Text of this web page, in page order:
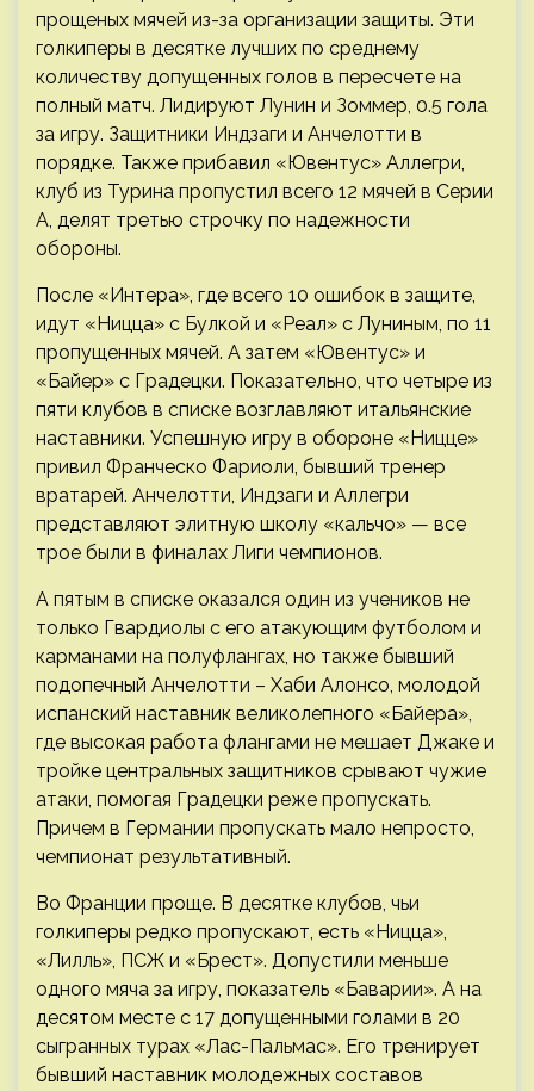
прощеных мячей из-за организации защиты. Эти
голкиперы в десятке лучших по среднему
количеству допущенных голов в пересчете на
полный матч. Лидируют Лунин и Зоммер, 0.5 гола
за игру. Защитники Индзаги и Анчелотти в
порядке. Также прибавил «Ювентус» Аллегри,
клуб из Турина пропустил всего 12 мячей в Серии
А, делят третью строчку по надежности
обороны.
После «Интера», где всего 10 ошибок в защите,
идут «Ницца» с Булкой и «Реал» с Луниным, по 11
пропущенных мячей. А затем «Ювентус» и
«Байер» с Градецки. Показательно, что четыре из
пяти клубов в списке возглавляют итальянские
наставники. Успешную игру в обороне «Ницце»
привил Франческо Фариоли, бывший тренер
вратарей. Анчелотти, Индзаги и Аллегри
представляют элитную школу «кальчо» — все
трое были в финалах Лиги чемпионов.
А пятым в списке оказался один из учеников не
только Гвардиолы с его атакующим футболом и
карманами на полуфлангах, но также бывший
подопечный Анчелотти – Хаби Алонсо, молодой
испанский наставник великолепного «Байера»,
где высокая работа флангами не мешает Джаке и
тройке центральных защитников срывают чужие
атаки, помогая Градецки реже пропускать.
Причем в Германии пропускать мало непросто,
чемпионат результативный.
Во Франции проще. В десятке клубов, чьи
голкиперы редко пропускают, есть «Ницца»,
«Лилль», ПСЖ и «Брест». Допустили меньше
одного мяча за игру, показатель «Баварии». А на
десятом месте с 17 допущенными голами в 20
сыгранных турах «Лас-Пальмас». Его тренирует
бывший наставник молодежных составов